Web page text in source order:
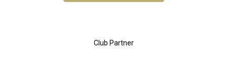
Club Partner